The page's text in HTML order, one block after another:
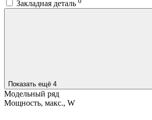
Закладная деталь
Показать ещё 4
Модельный ряд
Мощность, макс., W